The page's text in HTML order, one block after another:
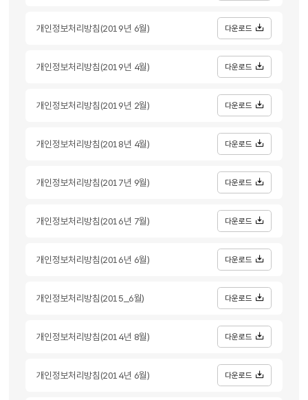
개인정보처리방침(2019년 6월) 다운로드
개인정보처리방침(2019년 4월) 다운로드
개인정보처리방침(2019년 2월) 다운로드
개인정보처리방침(2018년 4월) 다운로드
개인정보처리방침(2017년 9월) 다운로드
개인정보처리방침(2016년 7월) 다운로드
개인정보처리방침(2016년 6월) 다운로드
개인정보처리방침(2015_6월) 다운로드
개인정보처리방침(2014년 8월) 다운로드
개인정보처리방침(2014년 6월) 다운로드